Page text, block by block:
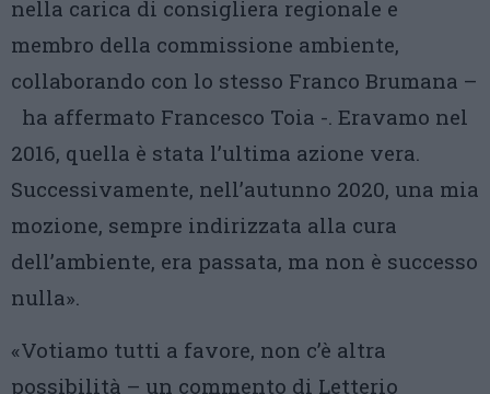
nella carica di consigliera regionale e
membro della commissione ambiente,
collaborando con lo stesso Franco Brumana –
ha affermato Francesco Toia -. Eravamo nel
2016, quella è stata l’ultima azione vera.
Successivamente, nell’autunno 2020, una mia
mozione, sempre indirizzata alla cura
dell’ambiente, era passata, ma non è successo
nulla».
«Votiamo tutti a favore, non c’è altra
possibilità – un commento di Letterio